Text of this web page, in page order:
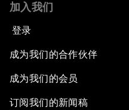
加入我们
登录
成为我们的合作伙伴
成为我们的会员
订阅我们的新闻稿